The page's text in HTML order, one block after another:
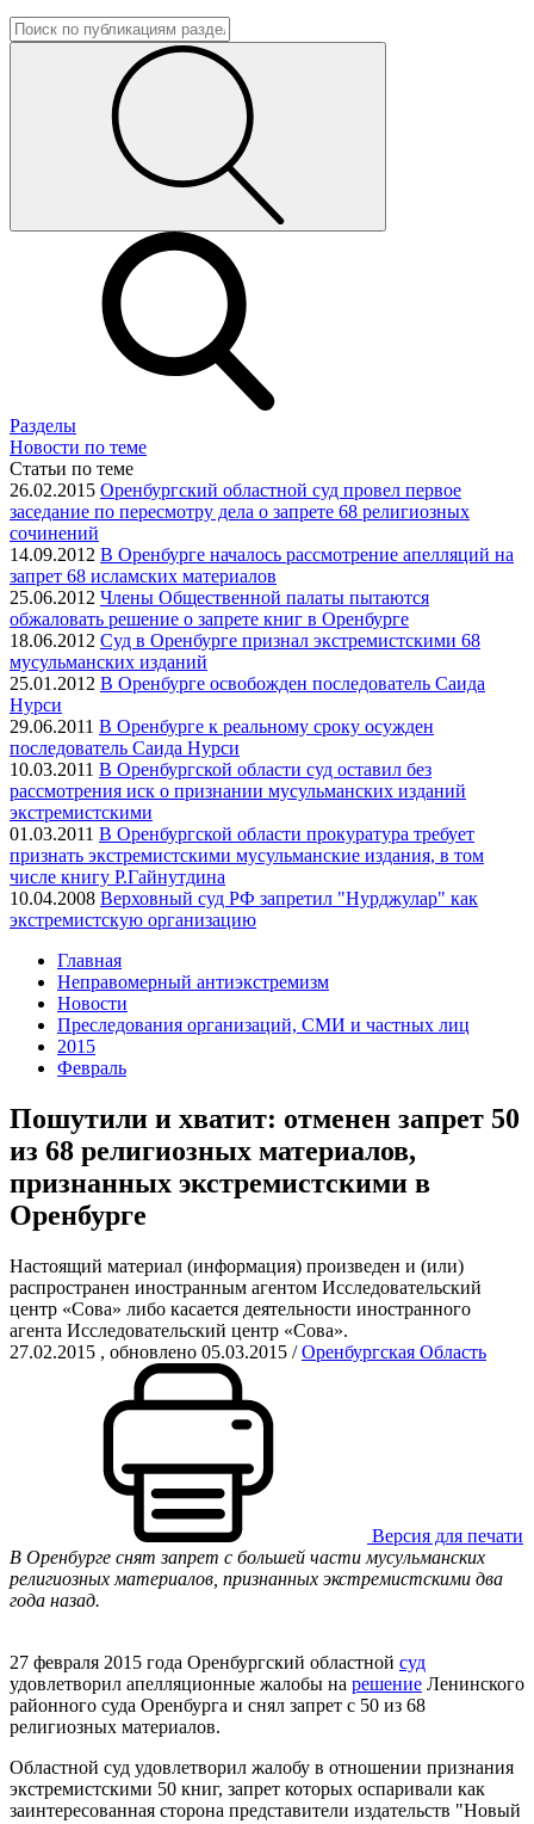
Разделы
Новости по теме
Статьи по теме
26.02.2015 Оренбургский областной суд провел первое
заседание по пересмотру дела о запрете 68 религиозных
сочинений
14.09.2012 В Оренбурге началось рассмотрение апелляций на
запрет 68 исламских материалов
25.06.2012 Члены Общественной палаты пытаются
обжаловать решение о запрете книг в Оренбурге
18.06.2012 Суд в Оренбурге признал экстремистскими 68
мусульманских изданий
25.01.2012 В Оренбурге освобожден последователь Саида
Нурси
29.06.2011 В Оренбурге к реальному сроку осужден
последователь Саида Нурси
10.03.2011 В Оренбургской области суд оставил без
рассмотрения иск о признании мусульманских изданий
экстремистскими
01.03.2011 В Оренбургской области прокуратура требует
признать экстремистскими мусульманские издания, в том
числе книгу Р.Гайнутдина
10.04.2008 Верховный суд РФ запретил "Нурджулар" как
экстремистскую организацию
Главная
Неправомерный антиэкстремизм
Новости
Преследования организаций, СМИ и частных лиц
2015
Февраль
Пошутили и хватит: отменен запрет 50
из 68 религиозных материалов,
признанных экстремистскими в
Оренбурге
Настоящий материал (информация) произведен и (или)
распространен иностранным агентом Исследовательский
центр «Сова» либо касается деятельности иностранного
агента Исследовательский центр «Сова».
27.02.2015 , обновлено 05.03.2015 /Оренбургская Область
Версия для печати
В Оренбурге снят запрет с большей части мусульманских
религиозных материалов, признанных экстремистскими два
года назад.
27 февраля 2015 года Оренбургский областной суд
удовлетворил апелляционные жалобы на решение Ленинского
районного суда Оренбурга и снял запрет с 50 из 68
религиозных материалов.
Областной суд удовлетворил жалобу в отношении признания
экстремистскими 50 книг, запрет которых оспаривали как
заинтересованная сторона представители издательств "Новый